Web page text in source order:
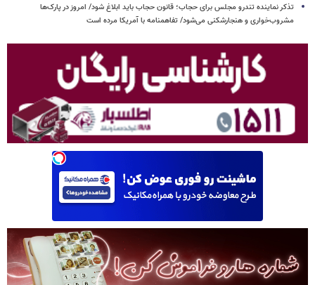
تذکر نماینده تندرو مجلس برای حجاب؛ قانون حجاب باید ابلاغ شود/ امروز در پارک‌ها
مشروب‌خواری و هنجارشکنی می‌شود/ تفاهمنامه با آمریکا مرده است